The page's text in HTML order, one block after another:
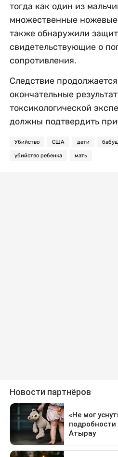
тогда как один из
множественные
также обнаружили
свидетельствующие о
сопротивления.
Следствие
окончательные
токсикологической
должны подтвердить
Убийство США дети
убийство ребенка мать